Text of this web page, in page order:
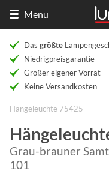
Menu
Das größte
Niedrigpreisgarantie
Großer eigener Vorrat
Keine Versandkosten
Hängeleuchte 75425
Grau-brauner
101